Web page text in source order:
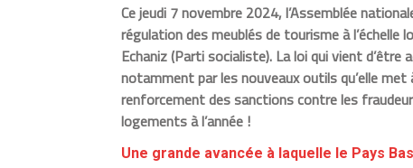
Ce jeudi 7 novembre 2024, l’Assemblée
régulation des meublés de tourisme à l’échelle
Echaniz (Parti socialiste). La loi qui vient
notamment par les nouveaux outils qu’elle
renforcement des sanctions contre les
logements à l’année !
Une grande avancée à laquelle le Pays